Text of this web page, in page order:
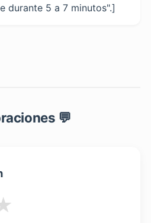
durante 5 a 7 minutos".]
💬